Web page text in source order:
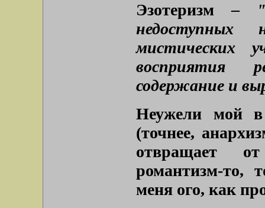
Эзотеризм –
недоступных
мистических
восприятия
содержание и
Неужели мой в
(точнее,
отвращает
романтизм-то,
меня ого, как